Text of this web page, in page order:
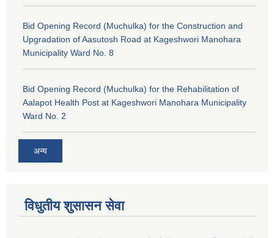
Bid Opening Record (Muchulka) for the Construction and
Upgradation of Aasutosh Road at Kageshwori Manohara
Municipality Ward No. 8
Bid Opening Record (Muchulka) for the Rehabilitation of
Aalapot Health Post at Kageshwori Manohara Municipality
Ward No. 2
अन्य
विधुतीय शुसासन सेवा